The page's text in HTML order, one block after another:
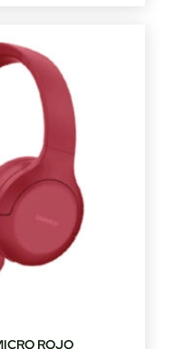
ROJO